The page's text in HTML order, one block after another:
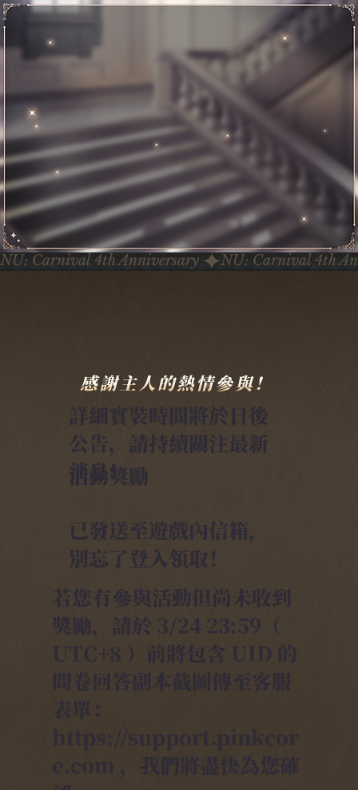
NU: Carnival 4th Anniversary
感謝主人的熱情參與！
詳細實裝時間將於日後
公告，請持續關注最新
消息！
活動獎勵
已發送至遊戲內信箱，
別忘了登入領取！
若您有參與活動但尚未收到
獎勵，請於 3/24 23:59（
UTC+8 ）前將包含 UID 的
問卷回答副本截圖傳至客服
表單：
https://support.pinkcor
e.com ，我們將盡快為您確